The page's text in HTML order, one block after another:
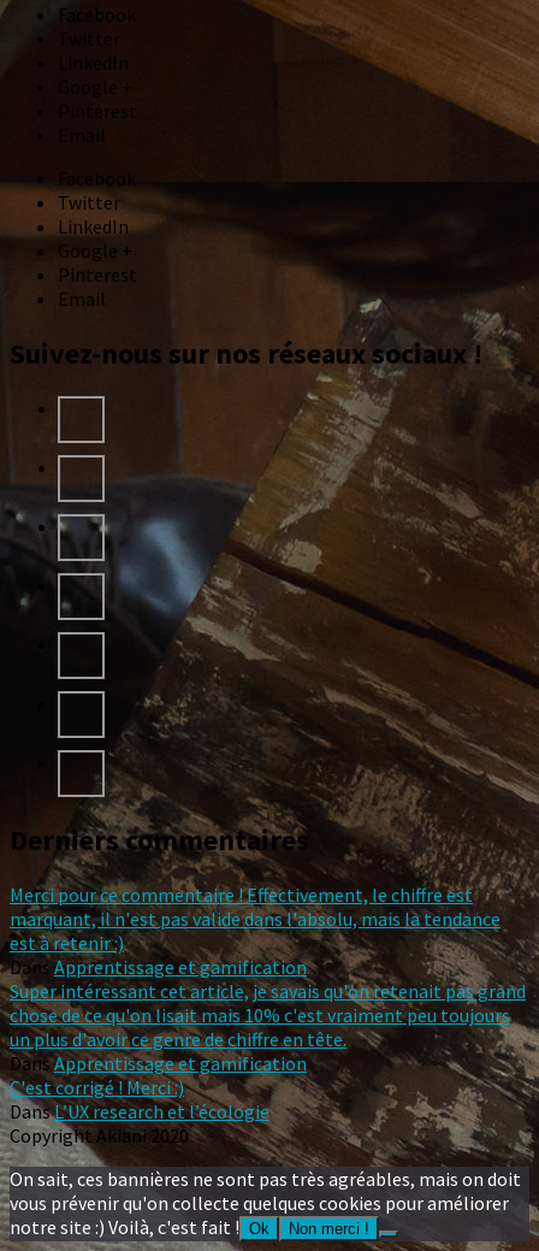
Facebook
Twitter
LinkedIn
Google +
Pinterest
Email
Facebook
Twitter
LinkedIn
Google +
Pinterest
Email
Suivez-nous sur nos réseaux sociaux !
Derniers commentaires
Merci pour ce commentaire ! Effectivement, le chiffre est
marquant, il n'est pas valide dans l'absolu, mais la tendance
est à retenir :)
DansApprentissage et gamification
Super intéressant cet article, je savais qu'on retenait pas grand
chose de ce qu'on lisait mais 10% c'est vraiment peu toujours
un plus d'avoir ce genre de chiffre en tête.
DansApprentissage et gamification
C'est corrigé ! Merci :)
DansL’UX research et l’écologie
Copyright Akiani 2020
On sait, ces bannières ne sont pas très agréables, mais on doit
vous prévenir qu'on collecte quelques cookies pour améliorer
notre site :) Voilà, c'est fait ! Ok Non merci !